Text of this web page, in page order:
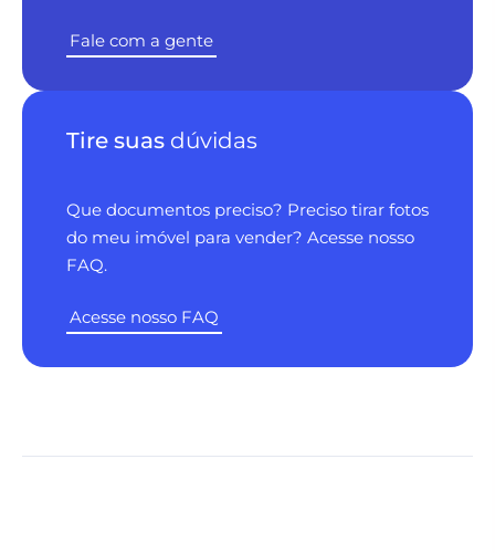
Fale com a gente
Tire suas dúvidas
Que documentos preciso? Preciso tirar fotos
do meu imóvel para vender? Acesse nosso
FAQ.
Acesse nosso FAQ